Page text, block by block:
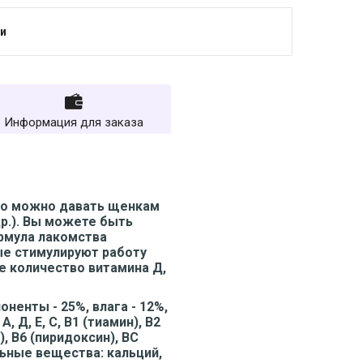
Информация для заказа
можно давать щенкам
Вы можете быть
лакомства
стимулируют работу
количество витамина Д,
- 25%, влага - 12%,
Д, Е, С, В1 (тиамин), В2
В6 (пиридоксин), ВС
вещества: кальций,